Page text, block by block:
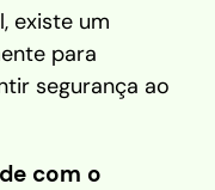
existe um
para
segurança ao
com o